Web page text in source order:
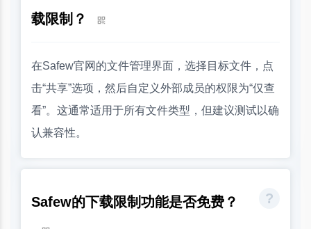
载限制？
在Safew官网的文件管理界面，选择目标文件，点
击“共享”选项，然后自定义外部成员的权限为“仅查
看”。这通常适用于所有文件类型，但建议测试以确
认兼容性。
Safew的下载限制功能是否免费？